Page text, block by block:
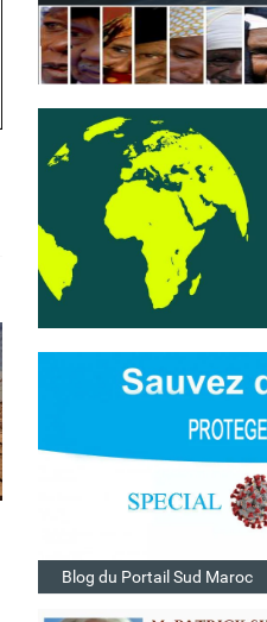
Blog du Portail Sud Maroc